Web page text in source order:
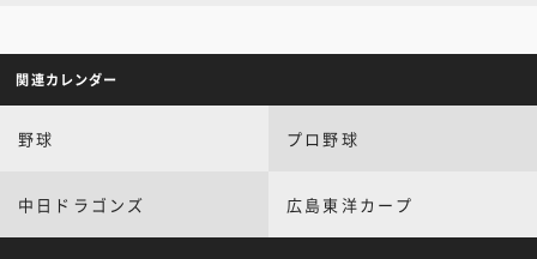
関連カレンダー
野球 プロ野球
中日ドラゴンズ 広島東洋カープ